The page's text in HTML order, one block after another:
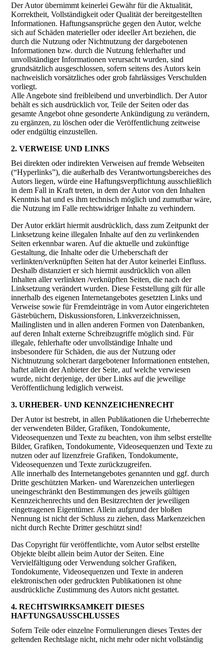
Der Autor übernimmt keinerlei Gewähr für die Aktualität,
Korrektheit, Vollständigkeit oder Qualität der bereitgestellten
Informationen. Haftungsansprüche gegen den Autor, welche
sich auf Schäden materieller oder ideeller Art beziehen, die
durch die Nutzung oder Nichtnutzung der dargebotenen
Informationen bzw. durch die Nutzung fehlerhafter und
unvollständiger Informationen verursacht wurden, sind
grundsätzlich ausgeschlossen, sofern seitens des Autors kein
nachweislich vorsätzliches oder grob fahrlässiges Verschulden
vorliegt.
Alle Angebote sind freibleibend und unverbindlich. Der Autor
behält es sich ausdrücklich vor, Teile der Seiten oder das
gesamte Angebot ohne gesonderte Ankündigung zu verändern,
zu ergänzen, zu löschen oder die Veröffentlichung zeitweise
oder endgültig einzustellen.
2. VERWEISE UND LINKS
Bei direkten oder indirekten Verweisen auf fremde Webseiten
(“Hyperlinks”), die außerhalb des Verantwortungsbereiches des
Autors liegen, würde eine Haftungsverpflichtung ausschließlich
in dem Fall in Kraft treten, in dem der Autor von den Inhalten
Kenntnis hat und es ihm technisch möglich und zumutbar wäre,
die Nutzung im Falle rechtswidriger Inhalte zu verhindern.
Der Autor erklärt hiermit ausdrücklich, dass zum Zeitpunkt der
Linksetzung keine illegalen Inhalte auf den zu verlinkenden
Seiten erkennbar waren. Auf die aktuelle und zukünftige
Gestaltung, die Inhalte oder die Urheberschaft der
verlinkten/verknüpften Seiten hat der Autor keinerlei Einfluss.
Deshalb distanziert er sich hiermit ausdrücklich von allen
Inhalten aller verlinkten /verknüpften Seiten, die nach der
Linksetzung verändert wurden. Diese Feststellung gilt für alle
innerhalb des eigenen Internetangebotes gesetzten Links und
Verweise sowie für Fremdeinträge in vom Autor eingerichteten
Gästebüchern, Diskussionsforen, Linkverzeichnissen,
Mailinglisten und in allen anderen Formen von Datenbanken,
auf deren Inhalt externe Schreibzugriffe möglich sind. Für
illegale, fehlerhafte oder unvollständige Inhalte und
insbesondere für Schäden, die aus der Nutzung oder
Nichtnutzung solcherart dargebotener Informationen entstehen,
haftet allein der Anbieter der Seite, auf welche verwiesen
wurde, nicht derjenige, der über Links auf die jeweilige
Veröffentlichung lediglich verweist.
3. URHEBER- UND KENNZEICHENRECHT
Der Autor ist bestrebt, in allen Publikationen die Urheberrechte
der verwendeten Bilder, Grafiken, Tondokumente,
Videosequenzen und Texte zu beachten, von ihm selbst erstellte
Bilder, Grafiken, Tondokumente, Videosequenzen und Texte zu
nutzen oder auf lizenzfreie Grafiken, Tondokumente,
Videosequenzen und Texte zurückzugreifen.
Alle innerhalb des Internetangebotes genannten und ggf. durch
Dritte geschützten Marken- und Warenzeichen unterliegen
uneingeschränkt den Bestimmungen des jeweils gültigen
Kennzeichenrechts und den Besitzrechten der jeweiligen
eingetragenen Eigentümer. Allein aufgrund der bloßen
Nennung ist nicht der Schluss zu ziehen, dass Markenzeichen
nicht durch Rechte Dritter geschützt sind!
Das Copyright für veröffentlichte, vom Autor selbst erstellte
Objekte bleibt allein beim Autor der Seiten. Eine
Vervielfältigung oder Verwendung solcher Grafiken,
Tondokumente, Videosequenzen und Texte in anderen
elektronischen oder gedruckten Publikationen ist ohne
ausdrückliche Zustimmung des Autors nicht gestattet.
4. RECHTSWIRKSAMKEIT DIESES
HAFTUNGSAUSSCHLUSSES
Sofern Teile oder einzelne Formulierungen dieses Textes der
geltenden Rechtslage nicht, nicht mehr oder nicht vollständig